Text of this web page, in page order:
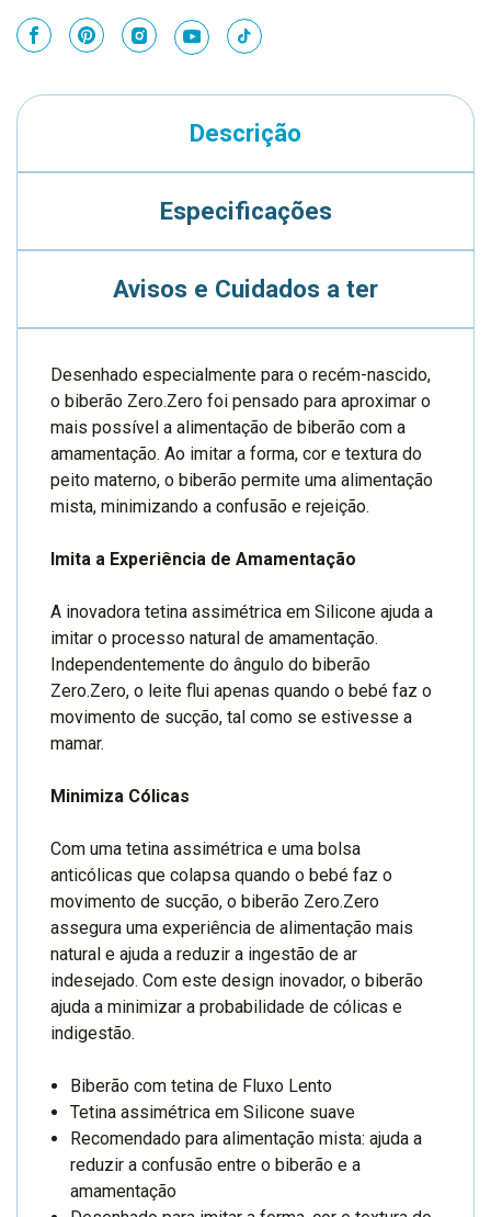
Descrição
Especificações
Avisos e Cuidados a ter
Desenhado especialmente para o recém-nascido,
o biberão Zero.Zero foi pensado para aproximar o
mais possível a alimentação de biberão com a
amamentação. Ao imitar a forma, cor e textura do
peito materno, o biberão permite uma alimentação
mista, minimizando a confusão e rejeição.
Imita a Experiência de Amamentação
A inovadora tetina assimétrica em Silicone ajuda a
imitar o processo natural de amamentação.
Independentemente do ângulo do biberão
Zero.Zero, o leite flui apenas quando o bebé faz o
movimento de sucção, tal como se estivesse a
mamar.
Minimiza Cólicas
Com uma tetina assimétrica e uma bolsa
anticólicas que colapsa quando o bebé faz o
movimento de sucção, o biberão Zero.Zero
assegura uma experiência de alimentação mais
natural e ajuda a reduzir a ingestão de ar
indesejado. Com este design inovador, o biberão
ajuda a minimizar a probabilidade de cólicas e
indigestão.
Biberão com tetina de Fluxo Lento
Tetina assimétrica em Silicone suave
Recomendado para alimentação mista: ajuda a
reduzir a confusão entre o biberão e a
amamentação